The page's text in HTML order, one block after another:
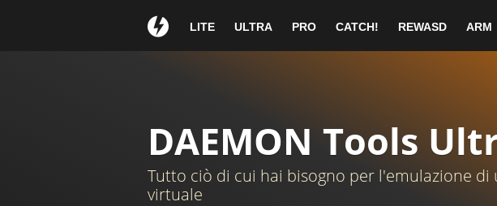
LITE ULTRA PRO CATCH! REWASD ARM
DAEMON Tools
Tutto ciò di cui hai bisogno per l'emulazione di
virtuale
Guida di installazione DAEMON
Wow! Hai ottenuto uno
$50.00